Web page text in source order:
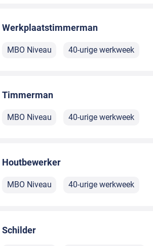
Werkplaatstimmerman
MBO Niveau 40-urige werkweek
Timmerman
MBO Niveau 40-urige werkweek
Houtbewerker
MBO Niveau 40-urige werkweek
Schilder